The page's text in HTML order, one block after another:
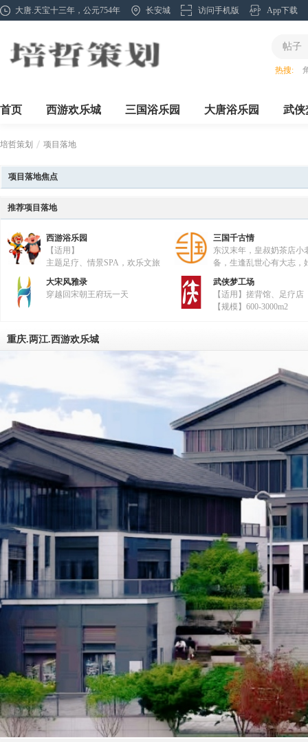
大唐.天宝十三年，公元754年 长安城 访问手机版 App下载
帖子
热搜:
首页 西游欢乐城 三国浴乐园 大唐浴乐园 武侠
培哲策划
»
项目落地
项目落地焦点
推荐项目落地
西游浴乐园
【适用】
主题足疗、情景SPA，欢乐文旅
三国千古情
东汉末年，皇叔奶茶店小
备，生逢乱世心有大志，
产业救国夙愿，不畏艰难
坚，统领着孔明茶坊、张飞酒馆、
家，关羽镖局，小乔汉服，联合新
葛孔明；与霸道房东曹操，家族地
辟新天地，齐心协力把小生意干成
最终在资本市场上市敲钟的奋斗故
三国浴乐园，是以创造快乐、助力
播文化为使命的综合服务平台；三
以三国历史为魂，创业文化为媒，
为本，拥有汤泉、秀演、美食、趣
健、乐园等服务的全产业链文旅服
三国浴乐园聚焦于探索传统文化与
的深度融合和服务创新，把脉新休
场的时尚消费需求和新鲜文旅体验
联网思维和现代科技手段，为客人打
小时欢乐服务圈。
大宋风雅录
穿越回宋朝王府玩一天
武侠梦工场
【适用】搓背馆、足疗店
【规模】600-3000m2
重庆.两江.西游欢乐城